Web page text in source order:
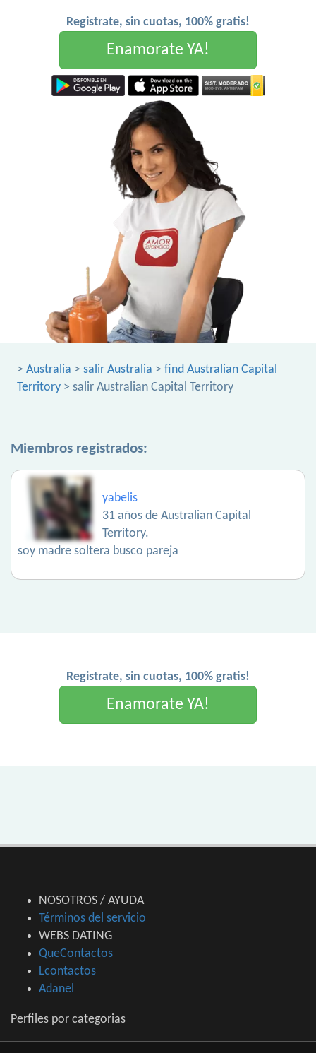
Registrate, sin cuotas, 100% gratis!
Enamorate YA!
> Australia > salir Australia > find Australian Capital
Territory > salir Australian Capital Territory
Miembros registrados:
yabelis
31 años de Australian Capital
Territory.
soy madre soltera busco pareja
Registrate, sin cuotas, 100% gratis!
Enamorate YA!
NOSOTROS / AYUDA
Términos del servicio
WEBS DATING
QueContactos
Lcontactos
Adanel
Perfiles por categorias